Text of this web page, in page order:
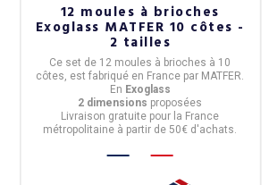
12 moules à brioches
Exoglass MATFER 10 côtes -
2 tailles
Ce set de 12 moules à brioches à 10
côtes, est fabriqué en France par MATFER
En Exoglass
2 dimensions proposées
Livraison gratuite pour la France
métropolitaine à partir de 50€ d'achats.